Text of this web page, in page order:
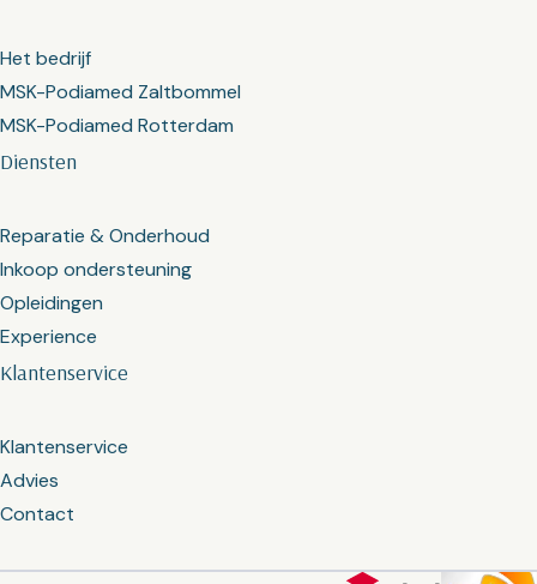
Klantenservice
Klantenservice
Advies
Contact
Diensten
Reparatie & Onderhoud
Inkoop ondersteuning
Opleidingen
Experience
Het bedrijf
MSK-Podiamed Zaltbommel
MSK-Podiamed Rotterdam